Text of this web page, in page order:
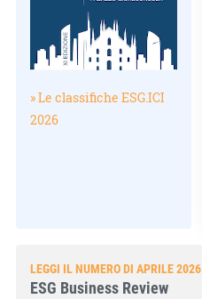
» Le classifiche ESG.ICI
2026
LEGGI IL NUMERO DI APRILE 2026
ESG Business Review